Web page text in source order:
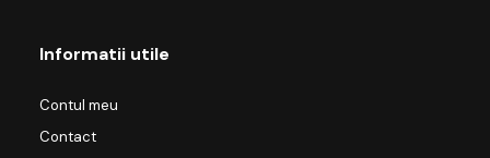
Informatii utile
Contul meu
Contact